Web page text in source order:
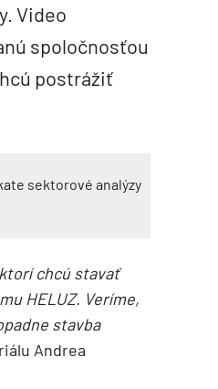
Video
spoločnosťou
postrážiť
sektorové analýzy
chcú stavať
HELUZ. Veríme,
stavba
Andrea